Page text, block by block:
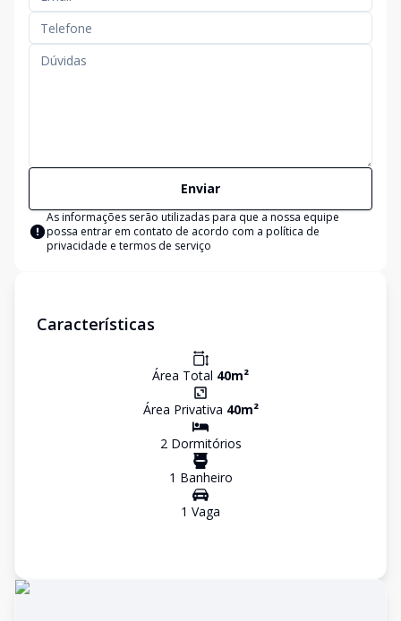
Enviar
As informações serão utilizadas para que a nossa equipe
possa entrar em contato de acordo com a política de
privacidade e termos de serviço
Características
Área Total 40m²
Área Privativa 40m²
2Dormitórios
1 Banheiro
1 Vaga